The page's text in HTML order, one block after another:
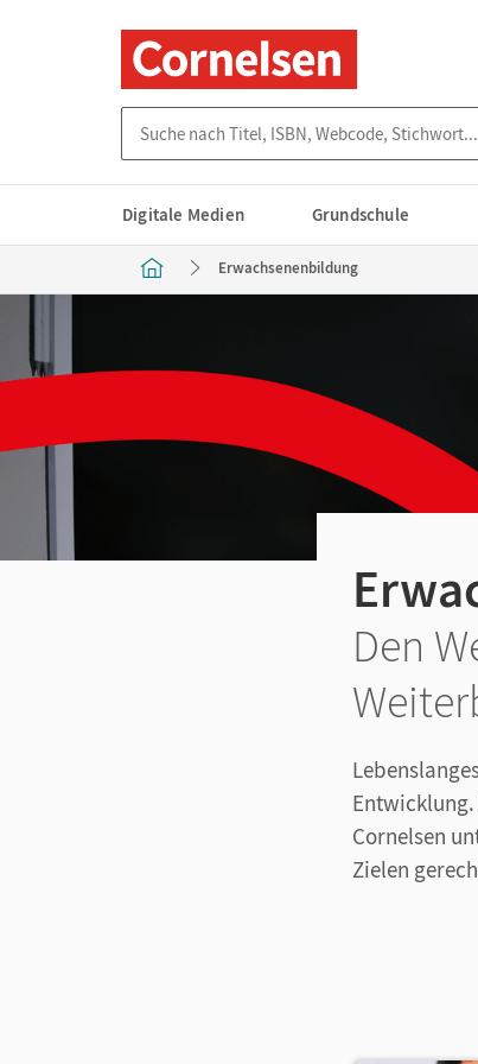
Digitale Medien Grundschule
Erwachsenenbildung
Den
Cornelsen
Zielen